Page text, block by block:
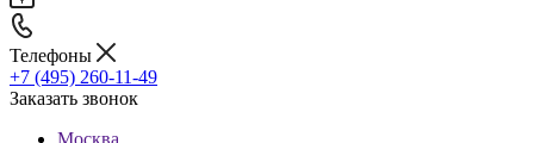
Телефоны
+7 (495) 260-11-49
Заказать звонок
Москва